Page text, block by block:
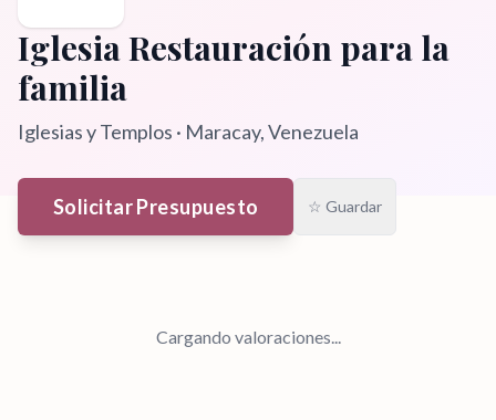
Iglesia Restauración para la
familia
Iglesias y Templos · Maracay, Venezuela
Solicitar Presupuesto ☆ Guardar
Cargando valoraciones...